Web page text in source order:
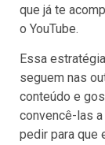
que já te
o YouTube.
Essa
seguem nas
conteúdo e
convencê-las
pedir para que